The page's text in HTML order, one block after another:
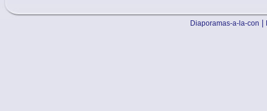
Diaporamas-a-la-con